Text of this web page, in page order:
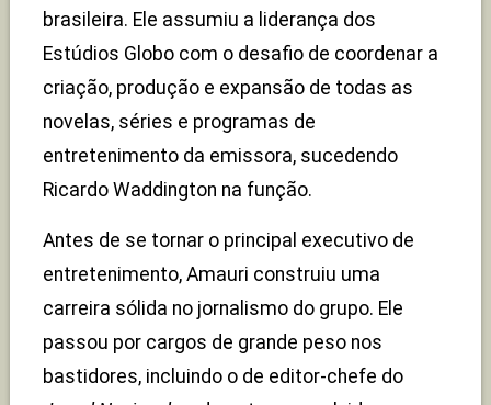
brasileira. Ele assumiu a liderança dos
Estúdios Globo com o desafio de coordenar a
criação, produção e expansão de todas as
novelas, séries e programas de
entretenimento da emissora, sucedendo
Ricardo Waddington na função.
Antes de se tornar o principal executivo de
entretenimento, Amauri construiu uma
carreira sólida no jornalismo do grupo. Ele
passou por cargos de grande peso nos
bastidores, incluindo o de editor-chefe do